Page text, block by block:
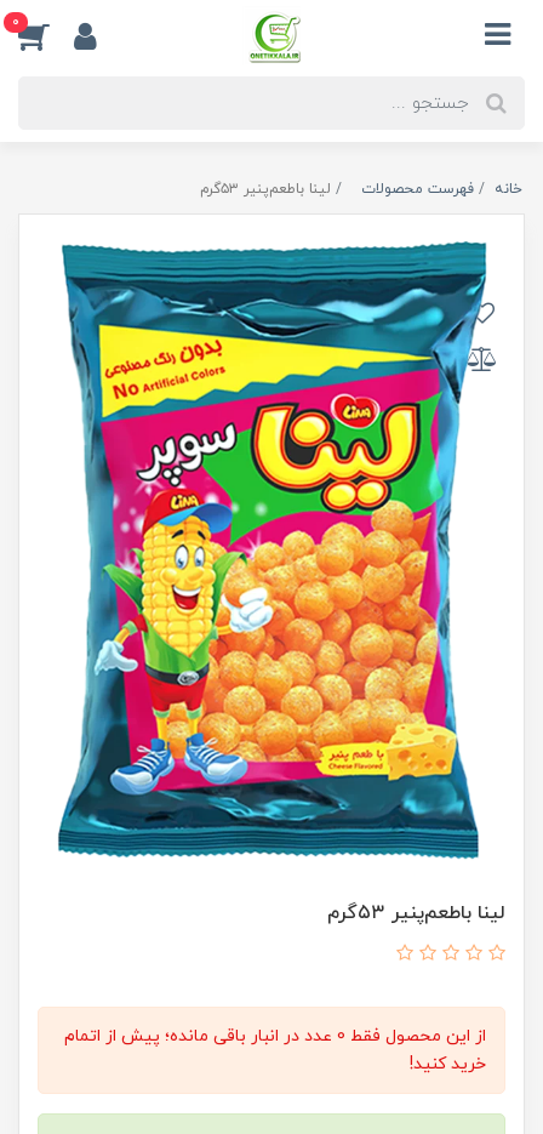
0
خانه فهرست محصولات لینا با‌طعم‌پنیر ۵۳گرم
لینا با‌طعم‌پنیر ۵۳گرم
از این محصول فقط 0 عدد در انبار باقی مانده؛ پیش از اتمام
خرید کنید!